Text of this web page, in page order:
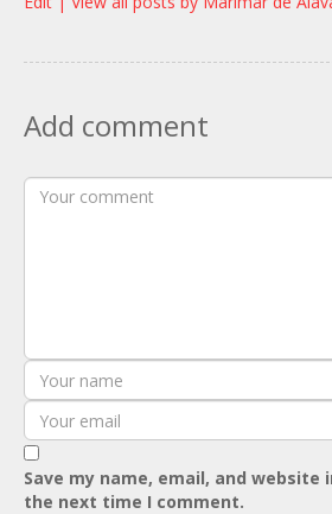
Add comment
Save my name, email, and
the next time I comment.